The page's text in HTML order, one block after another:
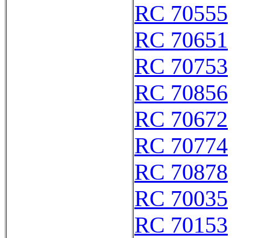
RC 70555
RC 70651
RC 70753
RC 70856
RC 70672
RC 70774
RC 70878
RC 70035
RC 70153